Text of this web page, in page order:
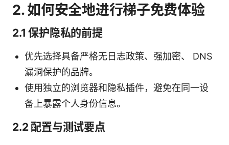
2. 如何安全地进行梯子免费体验
2.1 保护隐私的前提
优先选择具备严格无日志政策、强加密、 DNS
漏洞保护的品牌。
使用独立的浏览器和隐私插件，避免在同一设
备上暴露个人身份信息。
2.2 配置与测试要点